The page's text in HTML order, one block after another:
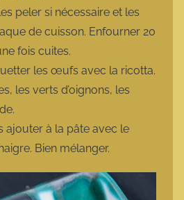
peler si nécessaire et les
de cuisson. Enfourner 20
fois cuites.
les œufs avec la ricotta.
les verts d’oignons, les
ajouter à la pâte avec le
Bien mélanger.